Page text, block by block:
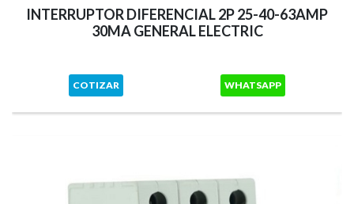
INTERRUPTOR DIFERENCIAL 2P 25-40-63AMP
30MA GENERAL ELECTRIC
COTIZAR WHATSAPP